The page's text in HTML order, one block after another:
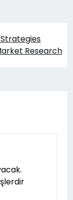
Research